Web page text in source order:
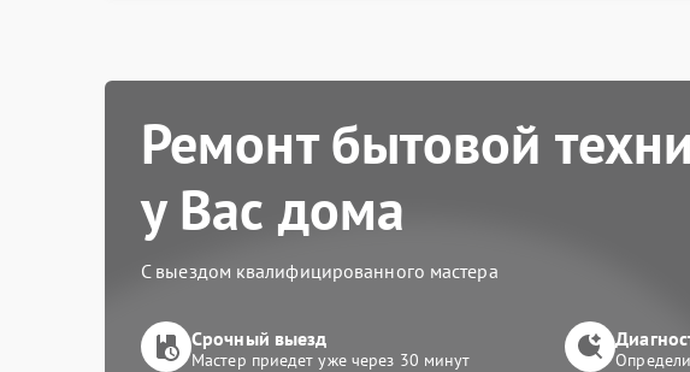
Ремонт бытовой
у Вас дома
С выездом квалифицированного мастера
Срочный выезд
Мастер приедет уже через 30 минут